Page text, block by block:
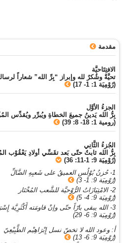
مقدمة
الافتِتَاحيَّة
تحيَّةٌ وشُكرٌ لله وإبراز “بِرِّ الله” شعاراً
(رُوْمِيَة 1: 1- 17)
الجزءُ الأوَّل
بِرُّ الله يَدينُ جميعَ الخطاةِ ويُبرِّر ويُقدِّس
(رومية 1: 18- 8: 39)
الجُزءُ الثَّانِي
بِرُّ الله ثابتٌ حتّى بَعد تقَسِّي أولادِ يَعْقُوْب
(رُوْمِيَة 9: 1-11: 36)
1- حُزنُ بُوْلُس العميقُ على شَعبِهِ الضَّالِّ
(رُوْمِيَة 9: 1- 3)
2- الامْتِيَازَاتُ الرُّوْحيَّة للشَّعب المُخْتَار
(رُوْمِيَة 9: 4- 5)
3- الله يبقى بارّاً حتّى وإنْ قاومَته أَكْثَرِيَّة إِسْرَائِيْل
(رُوْمِيَة 9: 6- 29)
أ: وعود الله لا تخصّ نسل إِبْرَاهِيْم الطَّبِيْعِيّ
(رُوْمِيَة 9: 6- 13)